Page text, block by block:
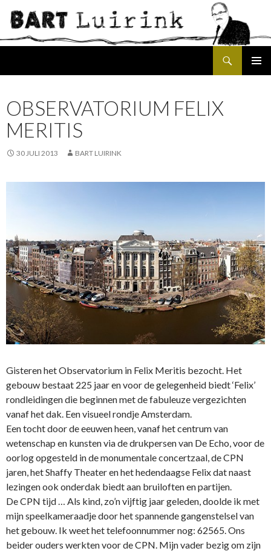
OBSERVATORIUM FELIX
MERITIS
30 JULI 2013 BART LUIRINK
Gisteren het Observatorium in Felix Meritis bezocht. Het
gebouw bestaat 225 jaar en voor de gelegenheid biedt ‘Felix’
rondleidingen die beginnen met de fabuleuze vergezichten
vanaf het dak. Een visueel rondje Amsterdam.
Een tocht door de eeuwen heen, vanaf het centrum van
wetenschap en kunsten via de drukpersen van De Echo, voor de
oorlog opgesteld in de monumentale concertzaal, de CPN
jaren, het Shaffy Theater en het hedendaagse Felix dat naast
lezingen ook onderdak biedt aan bruiloften en partijen.
De CPN tijd … Als kind, zo’n vijftig jaar geleden, doolde ik met
mijn speelkameraadje door het spannende gangenstelsel van
het gebouw. Ik weet het telefoonnummer nog: 62565. Ons
beider ouders werkten voor de CPN. Mijn vader bezig om zijn